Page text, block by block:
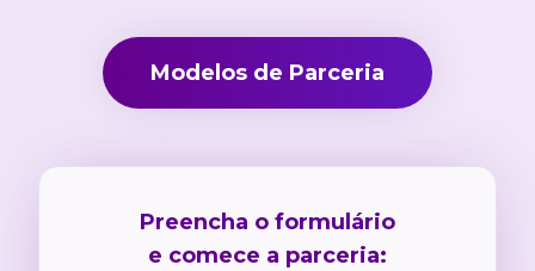
Modelos de Parceria
Preencha o formulário
e comece a parceria: